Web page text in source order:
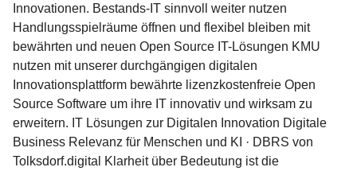
Innovationen. Bestands-IT sinnvoll weiter nutzen
Handlungsspielräume öffnen und flexibel bleiben mit
bewährten und neuen Open Source IT-Lösungen KMU
nutzen mit unserer durchgängigen digitalen
Innovationsplattform bewährte lizenzkostenfreie Open
Source Software um ihre IT innovativ und wirksam zu
erweitern. IT Lösungen zur Digitalen Innovation Digitale
Business Relevanz für Menschen und KI · DBRS von
Tolksdorf.digital Klarheit über Bedeutung ist die